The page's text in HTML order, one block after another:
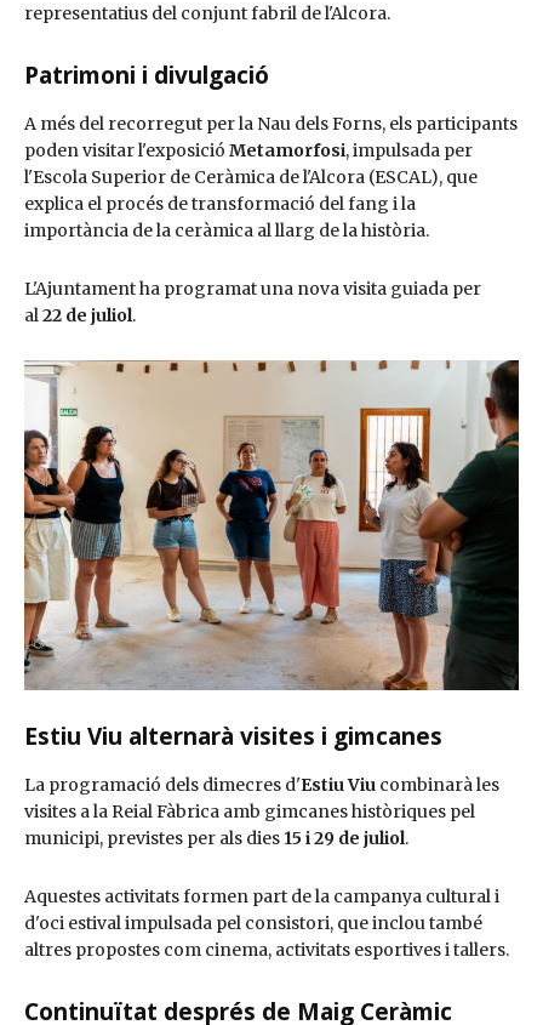
representatius del conjunt fabril de l'Alcora.
Patrimoni i divulgació
A més del recorregut per la Nau dels Forns, els participants
poden visitar l'exposició Metamorfosi, impulsada per
l'Escola Superior de Ceràmica de l'Alcora (ESCAL), que
explica el procés de transformació del fang i la
importància de la ceràmica al llarg de la història.
L'Ajuntament ha programat una nova visita guiada per
al22 de juliol.
Estiu Viu alternarà visites i gimcanes
La programació dels dimecres d'Estiu Viu combinarà les
visites a la Reial Fàbrica amb gimcanes històriques pel
municipi, previstes per als dies 15 i 29 de juliol.
Aquestes activitats formen part de la campanya cultural i
d'oci estival impulsada pel consistori, que inclou també
altres propostes com cinema, activitats esportives i tallers.
Continuïtat després de Maig Ceràmic